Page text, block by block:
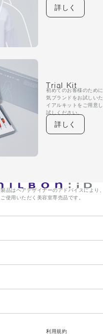
詳しく
Trial Kit
初めてのお客様のため
気ブランドをお試しい
イアルキットをご用意
試しください。
詳しく
製品はヘアデザイナーのアドバイスにより、
ご使用いただく美容室専売品です。
利用規約